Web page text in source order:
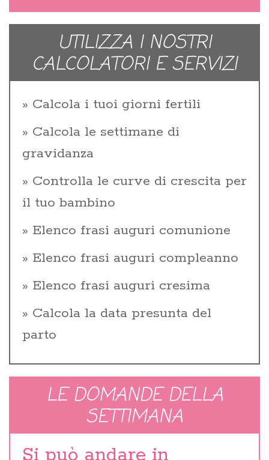
UTILIZZA I NOSTRI
CALCOLATORI E SERVIZI
Calcola i tuoi giorni fertili
Calcola le settimane di
gravidanza
Controlla le curve di crescita per
il tuo bambino
Elenco frasi auguri comunione
Elenco frasi auguri compleanno
Elenco frasi auguri cresima
Calcola la data presunta del
parto
LE DOMANDE DELLA
SETTIMANA